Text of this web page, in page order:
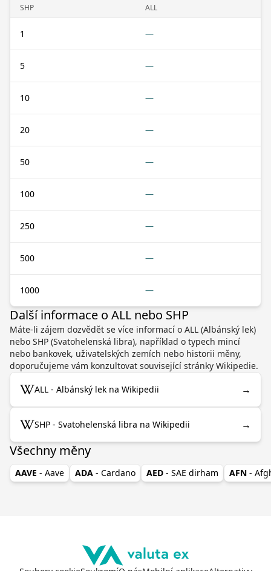
SHP ALL
1 —
5 —
10 —
20 —
50 —
100 —
250 —
500 —
1000 —
Další informace o ALL nebo SHP
Máte-li zájem dozvědět se více informací o ALL (Albánský lek)
nebo SHP (Svatohelenská libra), například o typech mincí
nebo bankovek, uživatelských zemích nebo historii měny,
doporučujeme vám konzultovat související stránky Wikipedie.
ALL - Albánský lek na Wikipedii →
SHP - Svatohelenská libra na Wikipedii →
Všechny měny
AAVE - Aave ADA - Cardano AED - SAE dirham AFN -